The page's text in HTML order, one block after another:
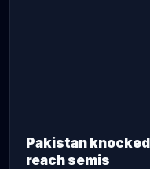
Pakistan
reach semis